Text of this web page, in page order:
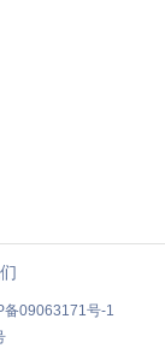
备09063171号-1